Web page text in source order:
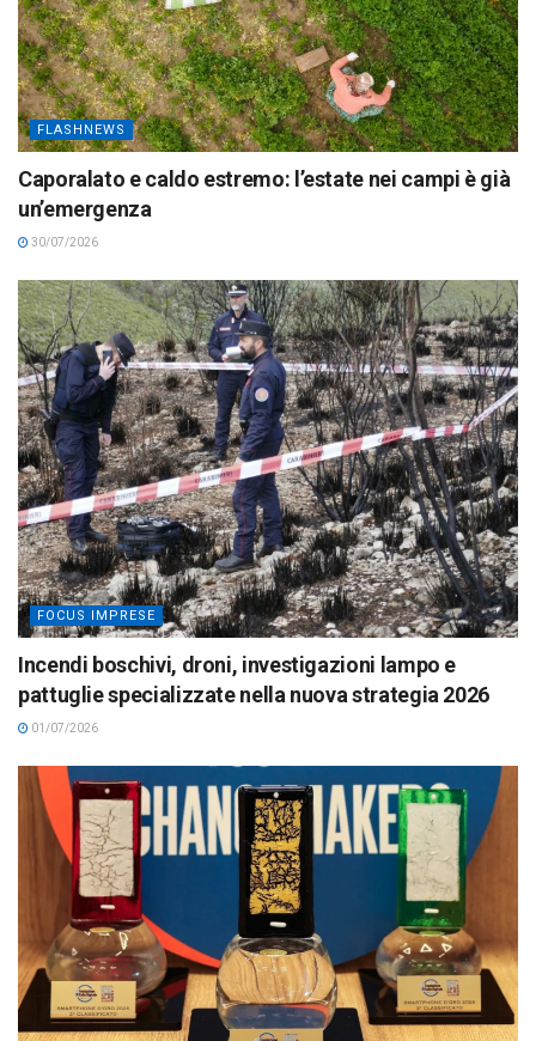
FLASHNEWS
Caporalato e caldo estremo: l’estate nei campi è già
un’emergenza
30/07/2026
FOCUS IMPRESE
Incendi boschivi, droni, investigazioni lampo e
pattuglie specializzate nella nuova strategia 2026
01/07/2026